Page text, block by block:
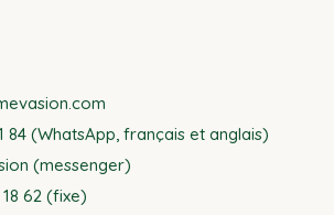
84 (WhatsApp, français et anglais)
(messenger)
62 (fixe)